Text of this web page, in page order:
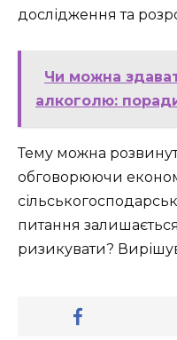
дослідження та
Чи можна
алкоголю:
Тему можна
обговорюючи
питання
ризикувати?